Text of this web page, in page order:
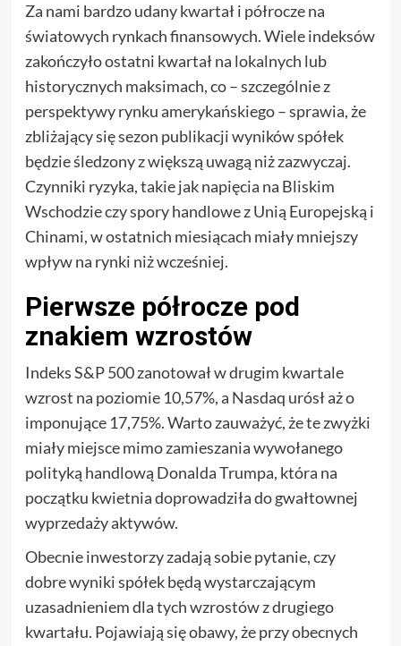
Za nami bardzo udany kwartał i półrocze na
światowych rynkach finansowych. Wiele indeksów
zakończyło ostatni kwartał na lokalnych lub
historycznych maksimach, co – szczególnie z
perspektywy rynku amerykańskiego – sprawia, że
zbliżający się sezon publikacji wyników spółek
będzie śledzony z większą uwagą niż zazwyczaj.
Czynniki ryzyka, takie jak napięcia na Bliskim
Wschodzie czy spory handlowe z Unią Europejską i
Chinami, w ostatnich miesiącach miały mniejszy
wpływ na rynki niż wcześniej.
Pierwsze półrocze pod
znakiem wzrostów
Indeks S&P 500 zanotował w drugim kwartale
wzrost na poziomie 10,57%, a Nasdaq urósł aż o
imponujące 17,75%. Warto zauważyć, że te zwyżki
miały miejsce mimo zamieszania wywołanego
polityką handlową Donalda Trumpa, która na
początku kwietnia doprowadziła do gwałtownej
wyprzedaży aktywów.
Obecnie inwestorzy zadają sobie pytanie, czy
dobre wyniki spółek będą wystarczającym
uzasadnieniem dla tych wzrostów z drugiego
kwartału. Pojawiają się obawy, że przy obecnych